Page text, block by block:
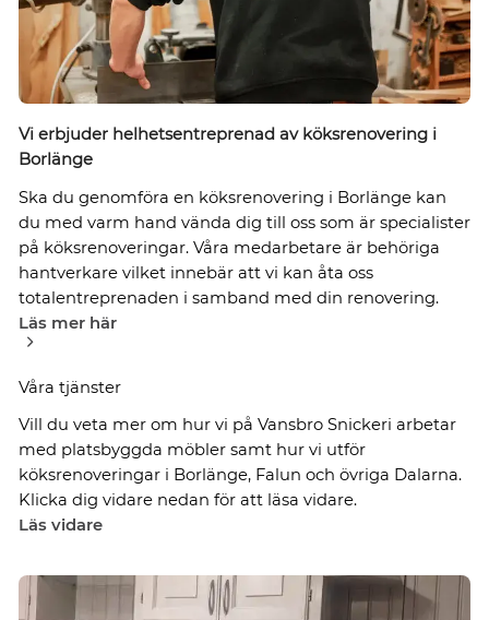
Vi erbjuder helhetsentreprenad av köksrenovering i
Borlänge
Ska du genomföra en köksrenovering i Borlänge kan
du med varm hand vända dig till oss som är specialister
på köksrenoveringar. Våra medarbetare är behöriga
hantverkare vilket innebär att vi kan åta oss
totalentreprenaden i samband med din renovering.
Läs mer här
Våra tjänster
Vill du veta mer om hur vi på Vansbro Snickeri arbetar
med platsbyggda möbler samt hur vi utför
köksrenoveringar i Borlänge, Falun och övriga Dalarna.
Klicka dig vidare nedan för att läsa vidare.
Läs vidare